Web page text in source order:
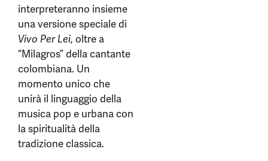
interpreteranno insieme
una versione speciale di
Vivo Per Lei, oltre a
“Milagros” della cantante
colombiana. Un
momento unico che
unirà il linguaggio della
musica pop e urbana con
la spiritualità della
tradizione classica.